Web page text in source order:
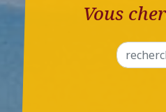
Vous